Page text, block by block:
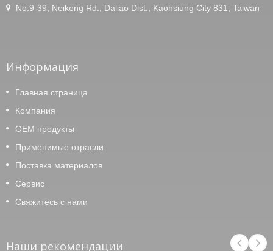
No.9-39, Neikeng Rd., Daliao Dist., Kaohsiung City 831, Taiwan
Информация
Главная страница
Компания
OEM продукты
Применимые отрасли
Поставка материалов
Сервис
Свяжитесь с нами
Наши рекомендации